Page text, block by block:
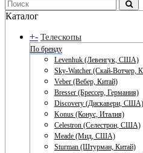
Каталог
+- Телескопы
По бренду
Levenhuk (Левенгук, США)
Sky-Watcher (Скай-Вотчер,
Veber (Вебер, Китай)
Bresser (Брессер, Германия)
Discovery (Дискавери, США)
Konus (Конус, Италия)
Celestron (Селестрон, США)
Meade (Мид, США)
Sturman (Штурман, Китай)